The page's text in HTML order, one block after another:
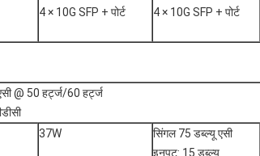
4 × 10G SFP + पोर्ट
4 × 10G SFP + पोर्ट
@ 50 हर्ट्ज/60 हर्ट्ज
37W
सिंगल 75 डब्ल्यू एसी
इनपुट: 15 डब्ल्यू